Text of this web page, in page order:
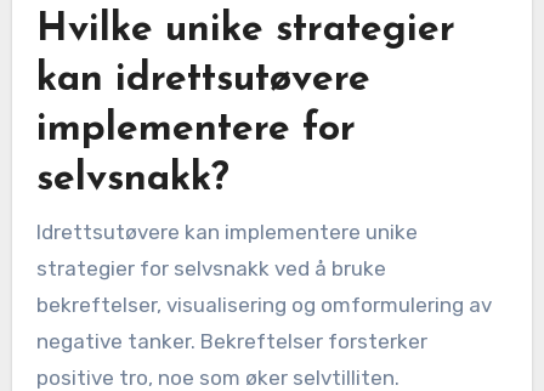
Hvilke unike strategier
kan idrettsutøvere
implementere for
selvsnakk?
Idrettsutøvere kan implementere unike
strategier for selvsnakk ved å bruke
bekreftelser, visualisering og omformulering av
negative tanker. Bekreftelser forsterker
positive tro, noe som øker selvtilliten.